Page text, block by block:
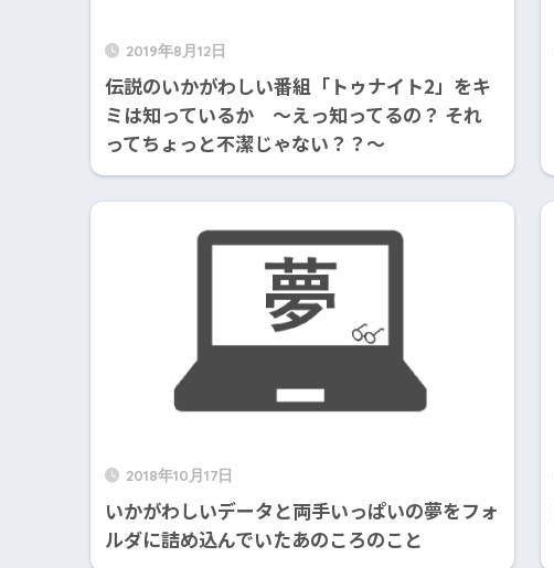
2019年8月12日
伝説のいかがわしい番組「トゥナイト2」をキ
ミは知っているか ～えっ知ってるの？ それ
ってちょっと不潔じゃない？？～
2018年10月17日
いかがわしいデータと両手いっぱいの夢をフォ
ルダに詰め込んでいたあのころのこと